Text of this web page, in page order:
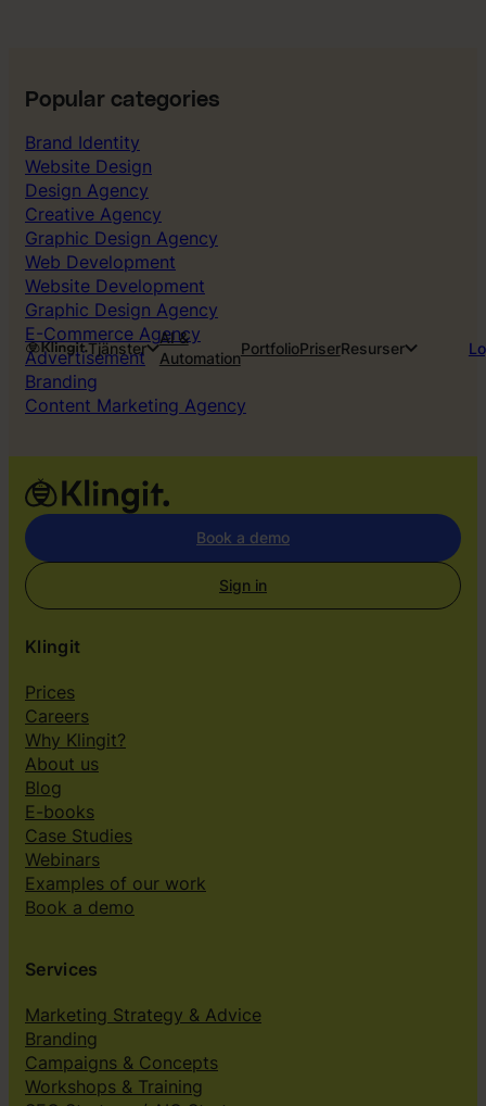
Tjänster
AI &
Automation
PortfolioPriserResurser
Popular categories
Brand Identity
Website Design
Design Agency
Creative Agency
Graphic Design Agency
Web Development
Website Development
Graphic Design Agency
E-Commerce Agency
Advertisement
Branding
Content Marketing Agency
Book a demo
Sign in
Klingit
Prices
Careers
Why Klingit?
About us
Blog
E-books
Case Studies
Webinars
Examples of our work
Book a demo
Services
Marketing Strategy & Advice
Branding
Campaigns & Concepts
Workshops & Training